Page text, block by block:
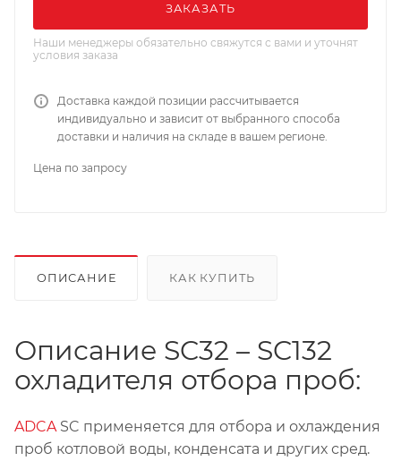
ЗАКАЗАТЬ
Наши менеджеры обязательно свяжутся с вами и уточнят
условия заказа
Доставка каждой позиции рассчитывается
индивидуально и зависит от выбранного способа
доставки и наличия на складе в вашем регионе.
Цена по запросу
ОПИСАНИЕ КАК КУПИТЬ
Описание SC32 – SC132
охладителя отбора проб:
ADCASC применяется для отбора и охлаждения
проб котловой воды, конденсата и других сред.